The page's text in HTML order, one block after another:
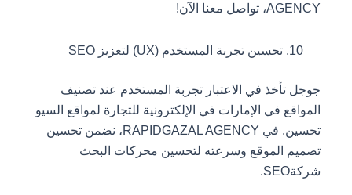
AGENCY، تواصل معنا الآن!
تحسين تجربة المستخدم (UX) لتعزيز SEO
جوجل تأخذ في الاعتبار تجربة المستخدم عند تصنيف
المواقع في الإمارات في الإلكترونية للتجارة لمواقع السيو
تحسين. في RAPIDGAZAL AGENCY، نضمن تحسين
تصميم الموقع وسرعته لتحسين محركات البحث
شركةSEO.